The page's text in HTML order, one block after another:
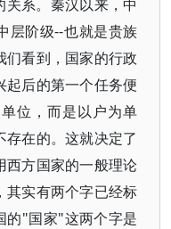
系。秦汉以来，中
层阶级--也就是贵族
们看到，国家的行政
后的第一个任务便
位，而是以户为单
在的。这就决定了
西方国家的一般理论
其实有两个字已经标
的"国家"这两个字是